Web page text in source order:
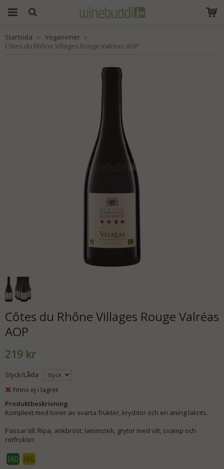
Produkten har blivit
tillagd i varukorgen
Startsida
Veganviner
Côtes du Rhône Villages Rouge Valréas AOP
Côtes du Rhône Villages Rouge Valréas
AOP
219 kr
Styck/Låda
Finns ej i lagret
Produktbeskrivning
Komplext med toner av svarta frukter, kryddor och en aning lakrits.
Passar till: Ripa, ankbröst, lammstek, grytor med vilt, svamp och
rotfrukter.